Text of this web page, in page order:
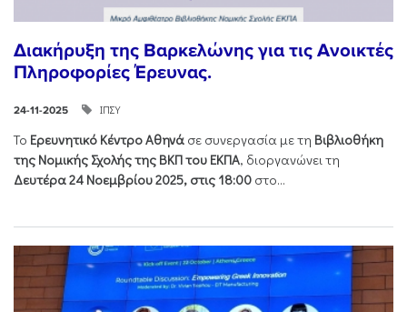
Διακήρυξη της Βαρκελώνης για τις Ανοικτές
Πληροφορίες Έρευνας.
24-11-2025 ΙΠΣΥ
Το Ερευνητικό Κέντρο Αθηνά σε συνεργασία με τη Βιβλιοθήκη
της Νομικής Σχολής της ΒΚΠ του ΕΚΠΑ, διοργανώνει τη
Δευτέρα 24 Νοεμβρίου 2025, στις 18:00 στο...